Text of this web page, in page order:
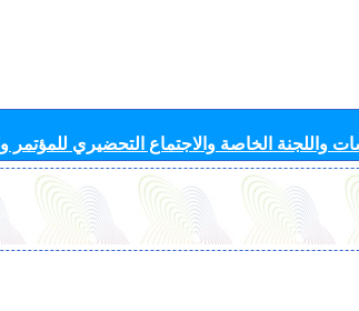
واللجنة الخاصة والاجتماع التحضيري للمؤتمر